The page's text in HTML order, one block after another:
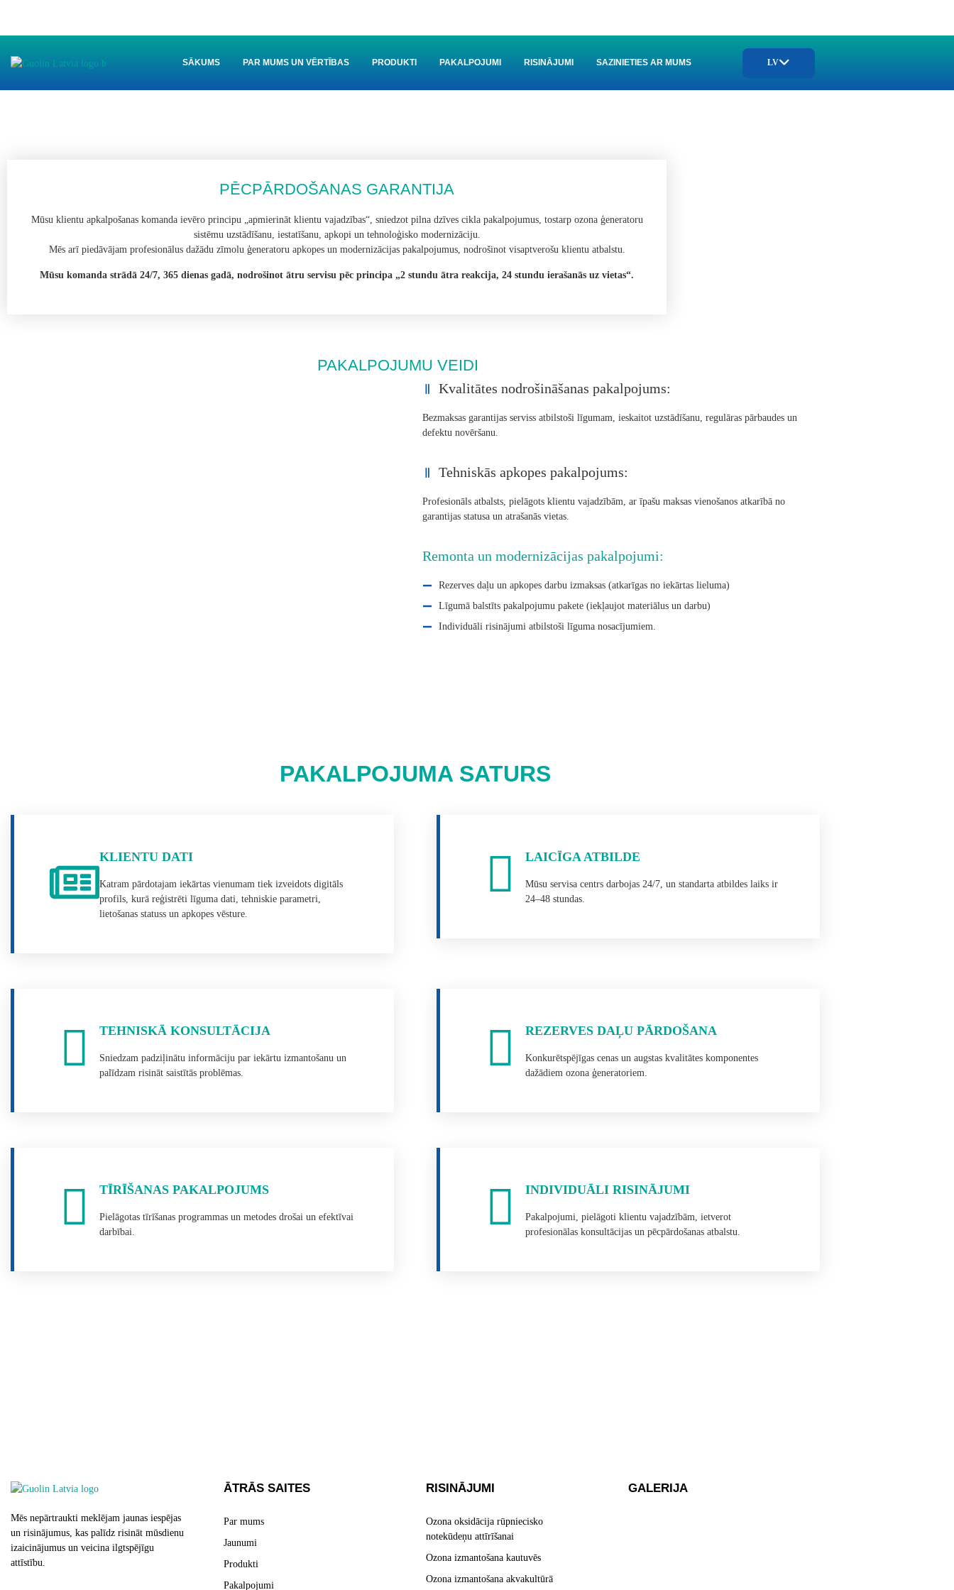
SĀKUMS PAR MUMS UN VĒRTĪBAS PRODUKTI PAKALPOJUMI RISINĀJUMI SAZINIETIES AR MUMS LV
PĒCPĀRDOŠANAS GARANTIJA
Mūsu klientu apkalpošanas komanda ievēro principu „apmierināt klientu vajadzības“, sniedzot pilna dzīves cikla pakalpojumus, tostarp ozona ģeneratoru
sistēmu uzstādīšanu, iestatīšanu, apkopi un tehnoloģisko modernizāciju.
Mēs arī piedāvājam profesionālus dažādu zīmolu ģeneratoru apkopes un modernizācijas pakalpojumus, nodrošinot visaptverošu klientu atbalstu.
Mūsu komanda strādā 24/7, 365 dienas gadā, nodrošinot ātru servisu pēc principa „2 stundu ātra reakcija, 24 stundu ierašanās uz vietas“.
PAKALPOJUMU VEIDI
Kvalitātes nodrošināšanas pakalpojums:
Bezmaksas garantijas serviss atbilstoši līgumam, ieskaitot uzstādīšanu, regulāras pārbaudes un
defektu novēršanu.
Tehniskās apkopes pakalpojums:
Profesionāls atbalsts, pielāgots klientu vajadzībām, ar īpašu maksas vienošanos atkarībā no
garantijas statusa un atrašanās vietas.
Remonta un modernizācijas pakalpojumi:
Rezerves daļu un apkopes darbu izmaksas (atkarīgas no iekārtas lieluma)
Līgumā balstīts pakalpojumu pakete (iekļaujot materiālus un darbu)
Individuāli risinājumi atbilstoši līguma nosacījumiem.
PAKALPOJUMA SATURS
KLIENTU DATI
Katram pārdotajam iekārtas vienumam tiek izveidots digitāls
profils, kurā reģistrēti līguma dati, tehniskie parametri,
lietošanas statuss un apkopes vēsture.
LAICĪGA ATBILDE
Mūsu servisa centrs darbojas 24/7, un standarta atbildes laiks ir
24–48 stundas.
TEHNISKĀ KONSULTĀCIJA
Sniedzam padziļinātu informāciju par iekārtu izmantošanu un
palīdzam risināt saistītās problēmas.
REZERVES DAĻU PĀRDOŠANA
Konkurētspējīgas cenas un augstas kvalitātes komponentes
dažādiem ozona ģeneratoriem.
TĪRĪŠANAS PAKALPOJUMS
Pielāgotas tīrīšanas programmas un metodes drošai un efektīvai
darbībai.
INDIVIDUĀLI RISINĀJUMI
Pakalpojumi, pielāgoti klientu vajadzībām, ietverot
profesionālas konsultācijas un pēcpārdošanas atbalstu.
Mēs nepārtraukti meklējam jaunas iespējas
un risinājumus, kas palīdz risināt mūsdienu
izaicinājumus un veicina ilgtspējīgu
attīstību.
ĀTRĀS SAITES
Par mums
Jaunumi
Produkti
Pakalpojumi
RISINĀJUMI
Ozona oksidācija rūpniecisko
notekūdeņu attīrīšanai
Ozona izmantošana kautuvēs
Ozona izmantošana akvakultūrā
GALERIJA